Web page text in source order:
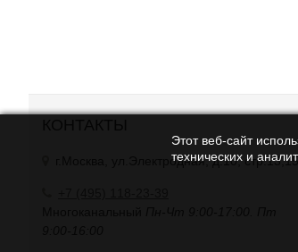
г.Москва, ул.Электродная, д.10, стр.13,15
Этот веб-сайт
технических и